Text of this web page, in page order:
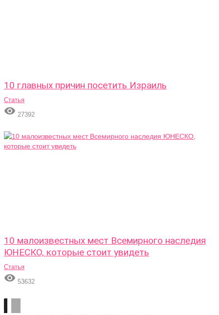
10 главных причин посетить Израиль
Статья
 27392
10 малоизвестных мест Всемирного наследия
ЮНЕСКО, которые стоит увидеть
Статья
 53632